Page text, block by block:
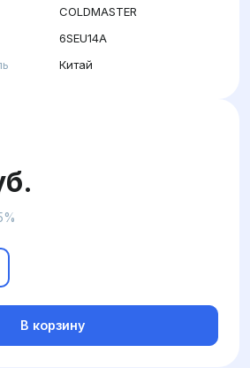
COLDMASTER
6SEU14A
Китай
В корзину